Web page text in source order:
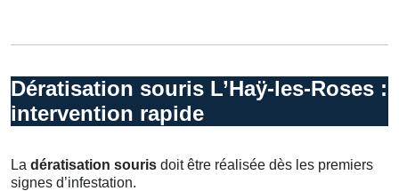
Dératisation souris L’Haÿ-les-Roses :
intervention rapide
La dératisation souris doit être réalisée dès les premiers
signes d’infestation.